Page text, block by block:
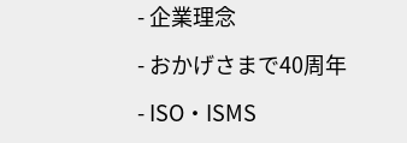
- 企業理念
- おかげさまで40周年
- ISO・ISMS